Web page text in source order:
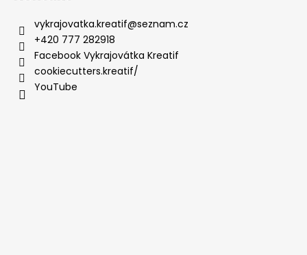
vykrajovatka.kreatif@seznam.cz
+420 777 282918
Facebook Vykrajovátka Kreatif
cookiecutters.kreatif/
YouTube